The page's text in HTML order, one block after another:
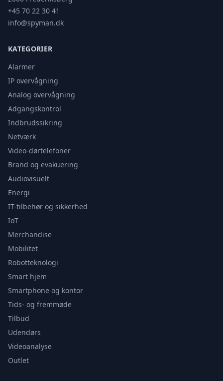
+45 70 22 30 41
info@spyman.dk
KATEGORIER
Alarmer
IP overvågning
Analog overvågning
Adgangskontrol
Indbrudssikring
Netværk
Video-dørtelefoner
Brand og evakuering
Audiovisuelt
Energi
IT-tilbehør og sikkerhed
IoT
Merchandise
Mobilitet
Robotteknologi
Smart hjem
Smartphone og kontor
Tids- og fremmøde
Tilbud
Udendørs
Videoanalyse
Outlet